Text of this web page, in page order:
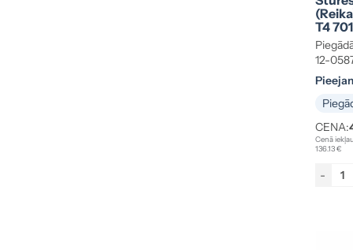
T4
12-
CENA:
Cenā
136.13 €
-